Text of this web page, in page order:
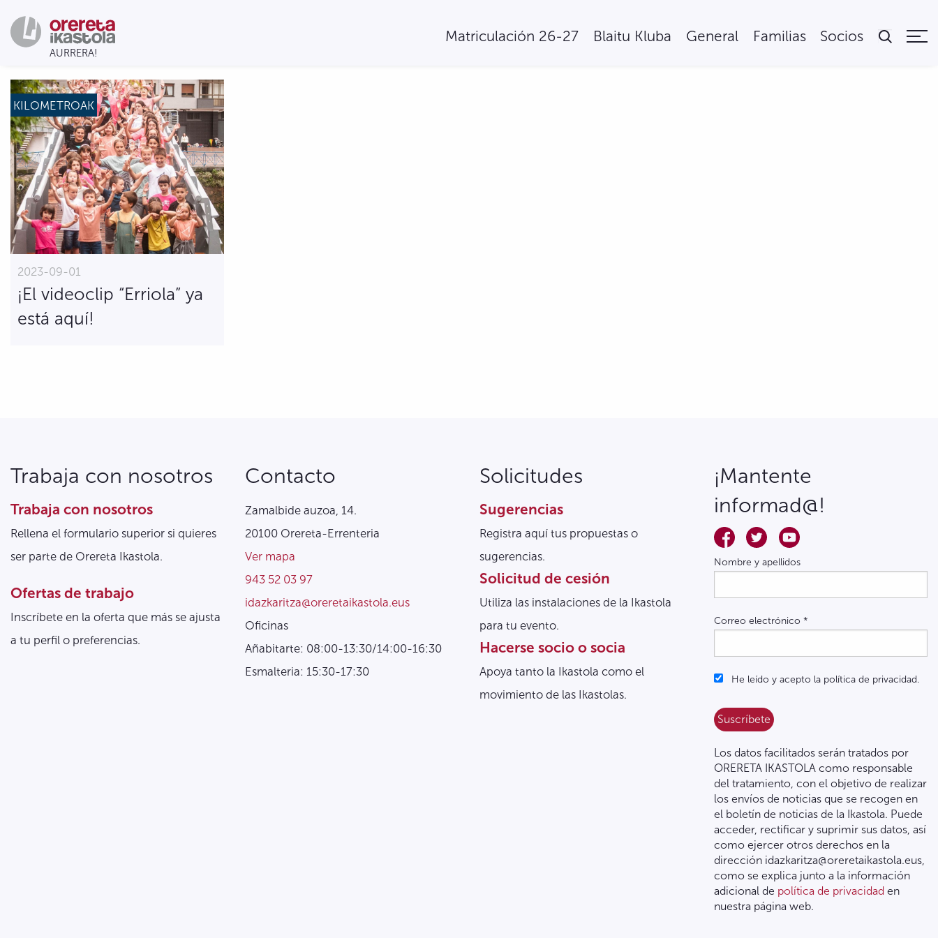
Matriculación 26-27 Blaitu Kluba General Familias Socios
KILOMETROAK
2023-09-01
¡El videoclip “Erriola” ya
está aquí!
Trabaja con nosotros
Trabaja con nosotros
Rellena el formulario superior si quieres
ser parte de Orereta Ikastola.
Ofertas de trabajo
Inscríbete en la oferta que más se ajusta
a tu perfil o preferencias.
Contacto
Zamalbide auzoa, 14.
20100 Orereta-Errenteria
Ver mapa
943 52 03 97
idazkaritza@oreretaikastola.eus
Oficinas
Añabitarte: 08:00-13:30/14:00-16:30
Esmalteria: 15:30-17:30
Solicitudes
Sugerencias
Registra aquí tus propuestas o
sugerencias.
Solicitud de cesión
Utiliza las instalaciones de la Ikastola
para tu evento.
Hacerse socio o socia
Apoya tanto la Ikastola como el
movimiento de las Ikastolas.
¡Mantente
informad@!
Nombre y apellidos
Correo electrónico *
He leído y acepto la política de privacidad.
Los datos facilitados serán tratados por
ORERETA IKASTOLA como responsable
del tratamiento, con el objetivo de realizar
los envíos de noticias que se recogen en
el boletín de noticias de la Ikastola. Puede
acceder, rectificar y suprimir sus datos, así
como ejercer otros derechos en la
dirección idazkaritza@oreretaikastola.eus,
como se explica junto a la información
adicional de política de privacidad en
nuestra página web.